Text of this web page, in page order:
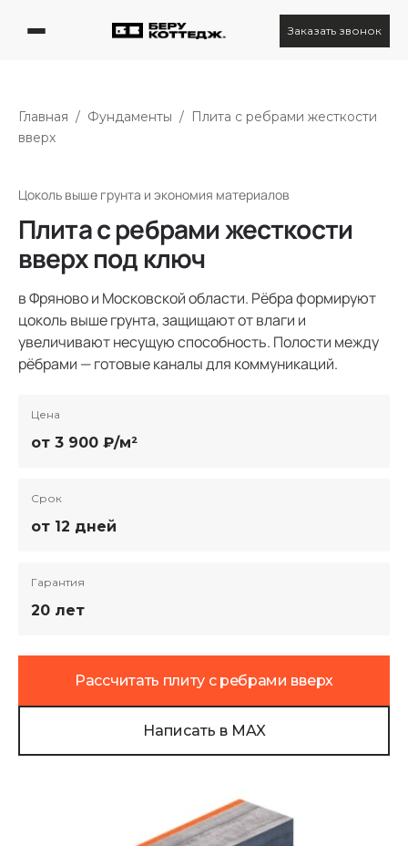
Заказать звонок
Главная / Фундаменты / Плита с ребрами жесткости
вверх
Цоколь выше грунта и экономия материалов
Плита с ребрами жесткости
вверх под ключ
в Фряново и Московской области. Рёбра формируют
цоколь выше грунта, защищают от влаги и
увеличивают несущую способность. Полости между
рёбрами — готовые каналы для коммуникаций.
Цена
от 3 900 ₽/м²
Срок
от 12 дней
Гарантия
20 лет
Рассчитать плиту с ребрами вверх
Написать в MAX